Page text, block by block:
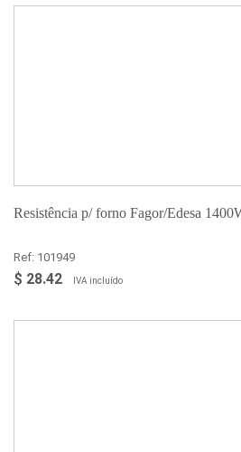
Resistência p/ forno Fagor/Edesa
Ref: 101949
$ 28.42 IVA incluído